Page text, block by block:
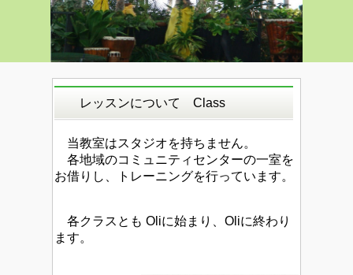
レッスンについて Class
当教室はスタジオを持ちません。
各地域のコミュニティセンターの一室を
お借りし、トレーニングを行っています。
各クラスとも Oliに始まり、Oliに終わり
ます。